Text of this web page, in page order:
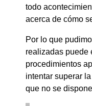
todo
acerca de cómo
Por lo que
realizadas puede
procedimientos
intentar superar
que no se